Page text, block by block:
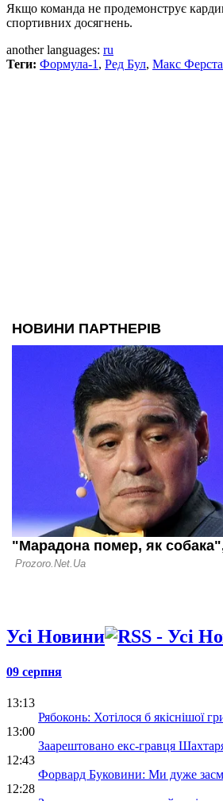
Якщо команда не продемонструє
спортивних досягнень.
another languages: ru
Теги: Формула-1 , Ред Бул, Макс
Усі Новини
09 серпня
13:13
Рябоконь: Хотілося б якіснішої
13:00
Заарештовано екс-гравця
12:43
Форвард Буковини: Ми дуже
12:28